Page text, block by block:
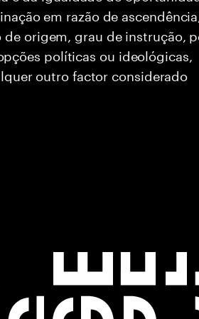
em razão de ascendência,
origem, grau de instrução,
políticas ou ideológicas,
outro factor considerado